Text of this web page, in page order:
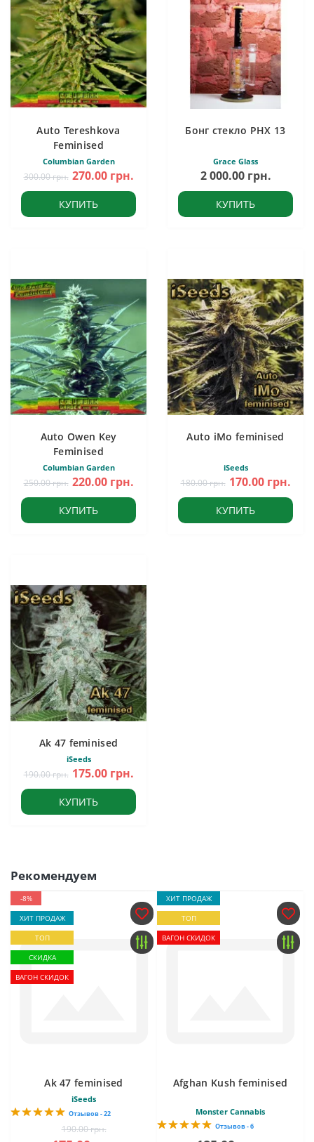
Auto Tereshkova
Feminised
Columbian Garden
300.00 грн. 270.00 грн.
КУПИТЬ
Бонг стекло PHX 13
Grace Glass
2 000.00 грн.
КУПИТЬ
Auto Owen Key
Feminised
Columbian Garden
250.00 грн. 220.00 грн.
КУПИТЬ
Auto iMo feminised
iSeeds
180.00 грн. 170.00 грн.
КУПИТЬ
Ak 47 feminised
iSeeds
190.00 грн. 175.00 грн.
КУПИТЬ
Рекомендуем
-8%
ХИТ ПРОДАЖ
ТОП
СКИДКА
ВАГОН СКИДОК
Ak 47 feminised
iSeeds
Отзывов - 22
190.00 грн.
ХИТ ПРОДАЖ
ТОП
ВАГОН СКИДОК
Afghan Kush feminised
Monster Cannabis
Отзывов - 6